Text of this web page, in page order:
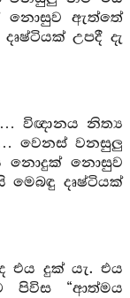
නොසුව ඇත්තේ
උපදී දැ
… විඥානය නිත්‍ය
වෙනස් වනසුලු
නොදුක් නොසුව
දෘෂ්ටියක්
එය දුක් යැ. එය
“ආත්මය